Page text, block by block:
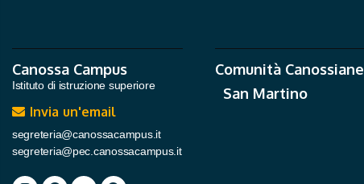
Canossa Campus
Istituto di istruzione superiore
Invia un'email
segreteria@canossacampus.it
segreteria@pec.canossacampus.it
Comunità Canossiane
San Martino